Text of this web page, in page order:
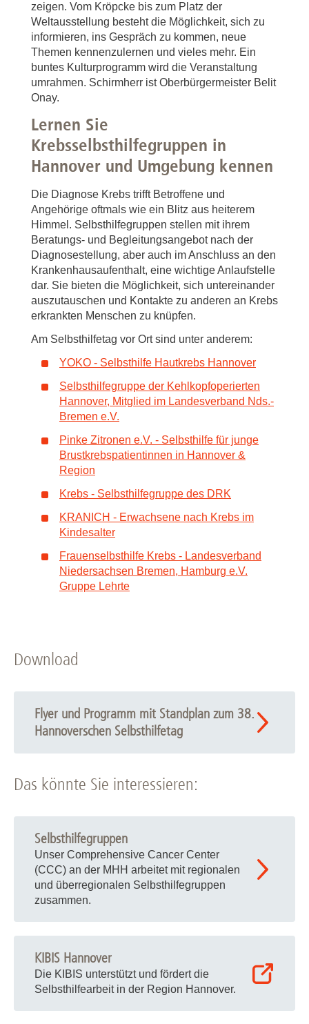
zeigen. Vom Kröpcke bis zum Platz der
Weltausstellung besteht die Möglichkeit, sich zu
informieren, ins Gespräch zu kommen, neue
Themen kennenzulernen und vieles mehr. Ein
buntes Kulturprogramm wird die Veranstaltung
umrahmen. Schirmherr ist Oberbürgermeister Belit
Onay.
Lernen Sie
Krebsselbsthilfegruppen in
Hannover und Umgebung kennen
Die Diagnose Krebs trifft Betroffene und
Angehörige oftmals wie ein Blitz aus heiterem
Himmel. Selbsthilfegruppen stellen mit ihrem
Beratungs- und Begleitungsangebot nach der
Diagnosestellung, aber auch im Anschluss an den
Krankenhausaufenthalt, eine wichtige Anlaufstelle
dar. Sie bieten die Möglichkeit, sich untereinander
auszutauschen und Kontakte zu anderen an Krebs
erkrankten Menschen zu knüpfen.
Am Selbsthilfetag vor Ort sind unter anderem:
YOKO - Selbsthilfe Hautkrebs Hannover
Selbsthilfegruppe der Kehlkopfoperierten
Hannover, Mitglied im Landesverband Nds.-
Bremen e.V.
Pinke Zitronen e.V. - Selbsthilfe für junge
Brustkrebspatientinnen in Hannover &
Region
Krebs - Selbsthilfegruppe des DRK
KRANICH - Erwachsene nach Krebs im
Kindesalter
Frauenselbsthilfe Krebs - Landesverband
Niedersachsen Bremen, Hamburg e.V.
Gruppe Lehrte
Download
Flyer und Programm mit Standplan zum 38.
Hannoverschen Selbsthilfetag
Das könnte Sie interessieren:
Selbsthilfegruppen
Unser Comprehensive Cancer Center
(CCC) an der MHH arbeitet mit regionalen
und überregionalen Selbsthilfegruppen
zusammen.
KIBIS Hannover
Die KIBIS unterstützt und fördert die
Selbsthilfearbeit in der Region Hannover.